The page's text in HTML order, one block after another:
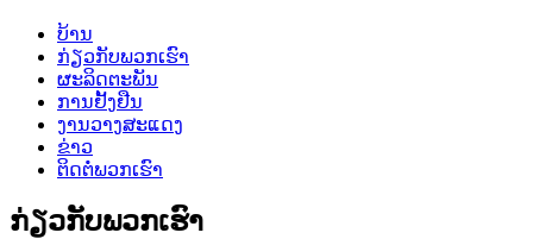
ບ້ານ
ກ່ຽວ​ກັບ​ພວກ​ເຮົາ
ຜະລິດຕະພັນ
ການຢັ້ງຢືນ
ງານວາງສະແດງ
ຂ່າວ
ຕິດ​ຕໍ່​ພວກ​ເຮົາ
ກ່ຽວ​ກັບ​ພວກ​ເຮົາ